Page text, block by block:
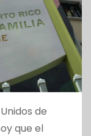
de
que el